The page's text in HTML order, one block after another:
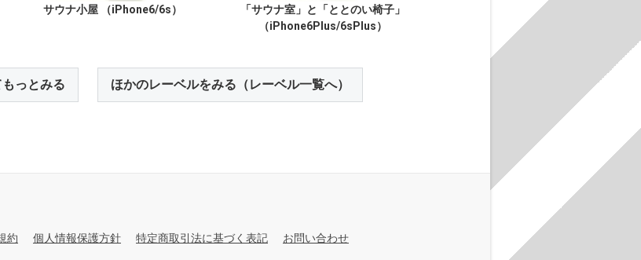
サウナ小屋 （iPhone6/6s）
「サウナ室」と「ととのい椅子」
（iPhone6Plus/6sPlus）
っとみる ほかのレーベルをみる（レーベル一覧へ）
約 個人情報保護方針 特定商取引法に基づく表記 お問い合わせ